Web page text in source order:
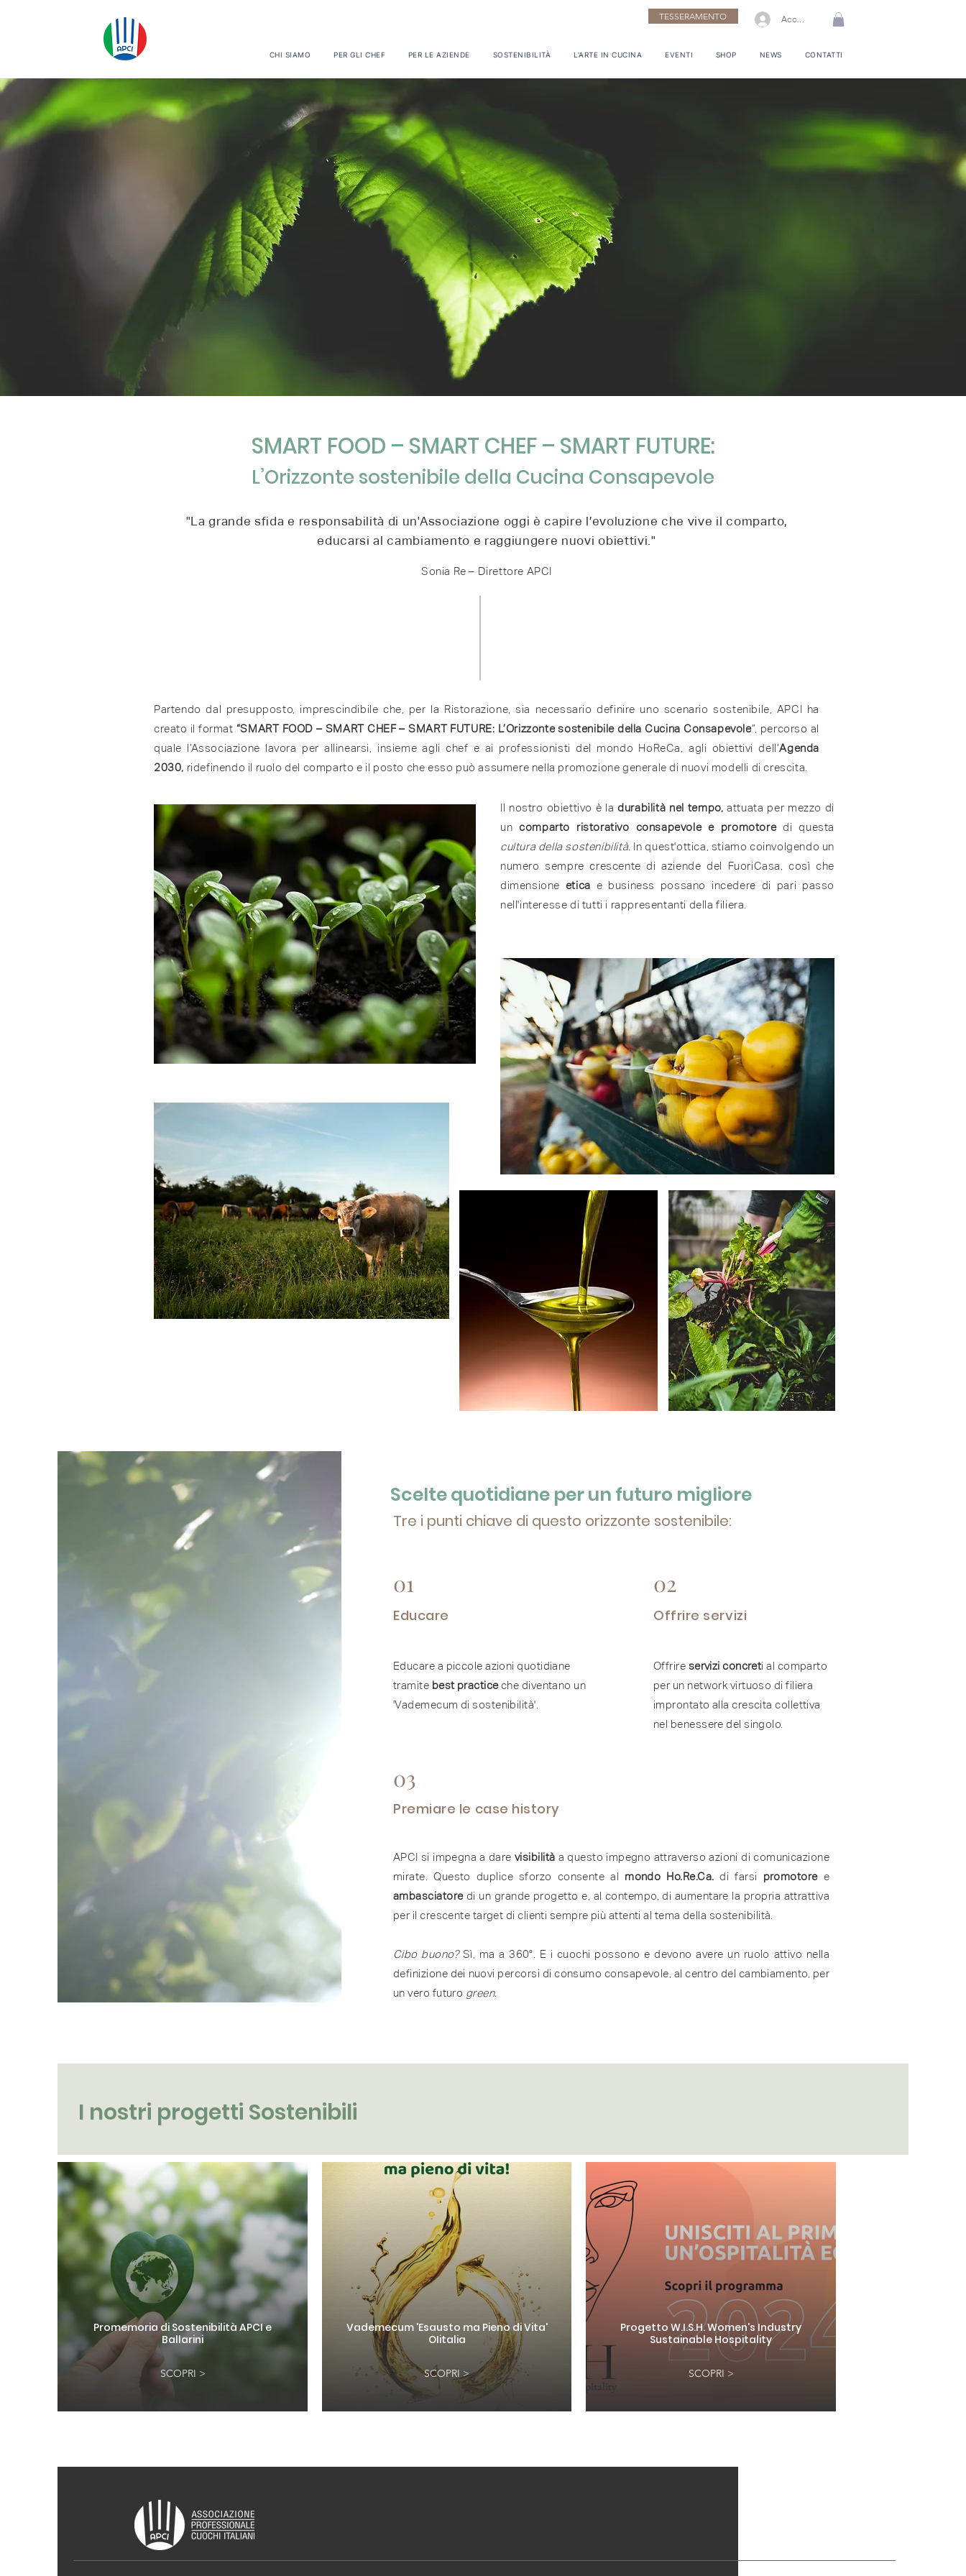
TESSERAMENTO Accedi
CHI SIAMO PER GLI CHEF PER LE AZIENDE SOSTENIBILITÀ L'ARTE IN CUCINA EVENTI SHOP NEWS CONTATTI
SMART FOOD – SMART CHEF – SMART FUTURE:
L’Orizzonte sostenibile della Cucina Consapevole
"La grande sfida e responsabilità di un'Associazione oggi è capire l’evoluzione che vive il comparto,
educarsi al cambiamento e raggiungere nuovi obiettivi."
Sonia Re – Direttore APCI
Partendo dal presupposto, imprescindibile che, per la Ristorazione, sia necessario definire uno scenario sostenibile, APCI ha
creato il format “SMART FOOD – SMART CHEF – SMART FUTURE: L’Orizzonte sostenibile della Cucina Consapevole”, percorso al
quale l’Associazione lavora per allinearsi, insieme agli chef e ai professionisti del mondo HoReCa, agli obiettivi dell’Agenda
2030, ridefinendo il ruolo del comparto e il posto che esso può assumere nella promozione generale di nuovi modelli di crescita.
Il nostro obiettivo è ladurabilità nel tempo,attuata per mezzo di
uncomparto ristorativo consapevole e promotoredi questa
cultura della sostenibilità. In quest'ottica, stiamo coinvolgendo un
numero sempre crescente di aziende del FuoriCasa, così che
dimensione etica e business possano incedere di pari passo
nell'interesse di tutti i rappresentanti della filiera.
Scelte quotidiane per un futuro migliore
Tre i punti chiave di questo orizzonte sostenibile:
01
Educare
Educare a piccole azioni quotidiane
tramite best practiceche diventano un
'Vademecum di sostenibilità'.
02
Offrire servizi
Offrire servizi concreti al comparto
per un network virtuoso di filiera
improntato alla crescita collettiva
nel benessere del singolo.
03
Premiare le case history
APCI si impegna a darevisibilità a questo impegno attraverso azioni di comunicazione
mirate. Questo duplice sforzo consente al mondo Ho.Re.Ca. di farsi promotoree
ambasciatoredi un grande progetto e, al contempo, di aumentare la propria attrattiva
per il crescente target di clienti sempre più attenti al tema della sostenibilità.
Cibo buono?Sì, ma a 360°. E i cuochi possono e devono avere un ruolo attivo nella
definizione dei nuovi percorsi di consumo consapevole, al centro del cambiamento, per
un vero futuro green.
I nostri progetti Sostenibili
Promemoria di Sostenibilità APCI e
Ballarini
SCOPRI >
Vademecum 'Esausto ma Pieno di Vita'
OIitalia
SCOPRI >
Progetto W.I.S.H. Women's Industry
Sustainable Hospitality
SCOPRI >